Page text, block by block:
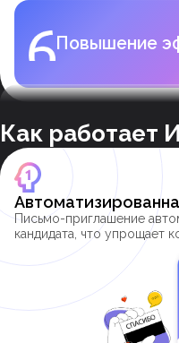
Повышение
Как работает
Письмо-приглашение
кандидата, что упрощает